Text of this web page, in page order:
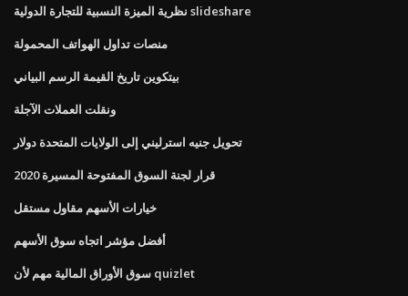
نظرية الميزة النسبية للتجارة الدولية slideshare
منصات تداول الهواتف المحمولة
بيتكوين تاريخ القيمة الرسم البياني
ونقلت العملات الآجلة
تحويل جنيه استرليني إلى الولايات المتحدة دولار
قرار لجنة السوق المفتوحة المسيرة 2020
خيارات الأسهم مقاول مستقل
أفضل مؤشر اتجاه سوق الأسهم
سوق الأوراق المالية مهم لأن quizlet